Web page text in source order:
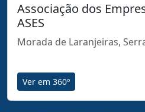
Associação dos
ASES
Morada de Laranjeiras,
Ver em 360º